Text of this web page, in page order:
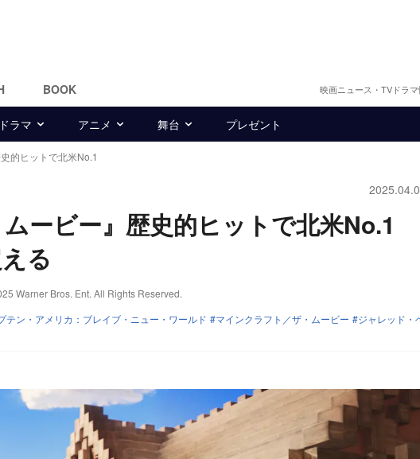
BOOK 映画ニュース・TVドラ
ラマ アニメ 舞台 プレゼント
的ヒットで北米No.1
ムービー』歴史的ヒットで北米No.1
る
Warner Bros. Ent. All Rights Reserved.
テン・アメリカ：ブレイブ・ニュー・ワールド マインクラフト／ザ・ムービー
ジャレッド・